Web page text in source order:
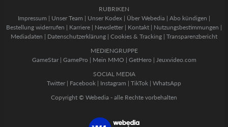
RUBRIKEN
Impressum | Unser Team | Unser Kodex | Über Webedia | Abo kündigen |
Bestellung widerrufen | Karriere | Newsletter | Kontakt | Nutzungsbestimmungen |
Mediadaten | Datenschutzerklärung | Cookies & Tracking | Transparenzbericht
MEDIENGRUPPE
GameStar| GamePro | Mein MMO | GetHero | Jeuxvideo.com
SOCIAL MEDIA
Twitter | Facebook | Instagram | TikTok | WhatsApp
Copyright © Webedia - alle Rechte vorbehalten